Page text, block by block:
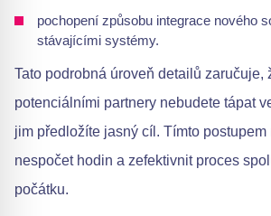
pochopení způsobu integrace nového
stávajícími systémy.
Tato podrobná úroveň detailů zaručuje,
potenciálními partnery nebudete tápat
jim předložíte jasný cíl. Tímto postupem
nespočet hodin a zefektivnit proces
počátku.